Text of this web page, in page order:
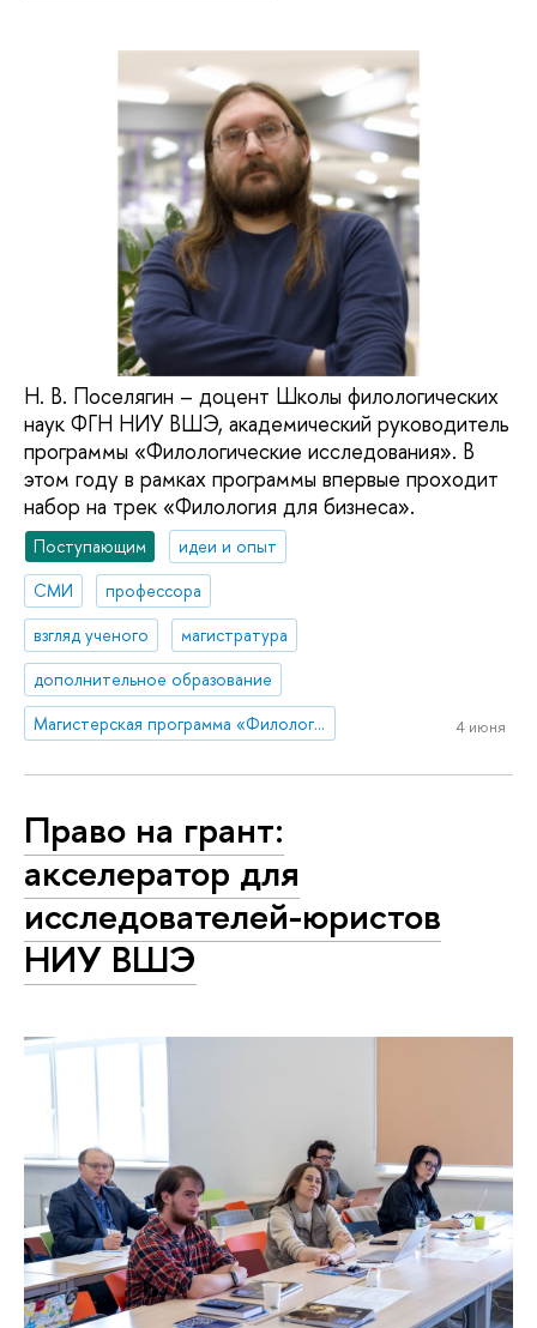
Н. В. Поселягин – доцент Школы филологических
наук ФГН НИУ ВШЭ, академический руководитель
программы «Филологические исследования». В
этом году в рамках программы впервые проходит
набор на трек «Филология для бизнеса».
Поступающим
идеи и опыт
СМИ
профессора
взгляд ученого
магистратура
дополнительное образование
Магистерская программа «Филологические исследования»
4 июня
Право на грант:
акселератор для
исследователей-юристов
НИУ ВШЭ